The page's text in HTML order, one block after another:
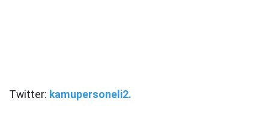
Twitter: kamupersoneli2.